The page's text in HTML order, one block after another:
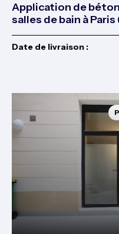
Application de
salles de bain à Paris
Date de livraison :